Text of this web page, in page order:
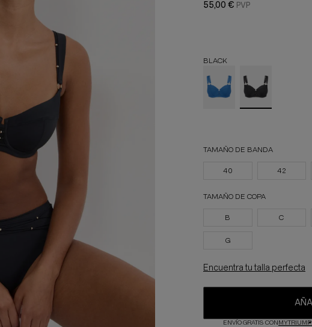
55,00 €
BLACK
TAMAÑO DE BANDA
40 42
TAMAÑO DE COPA
B C
G
Encuentra tu talla perfecta
ENVÍO GRATIS CON